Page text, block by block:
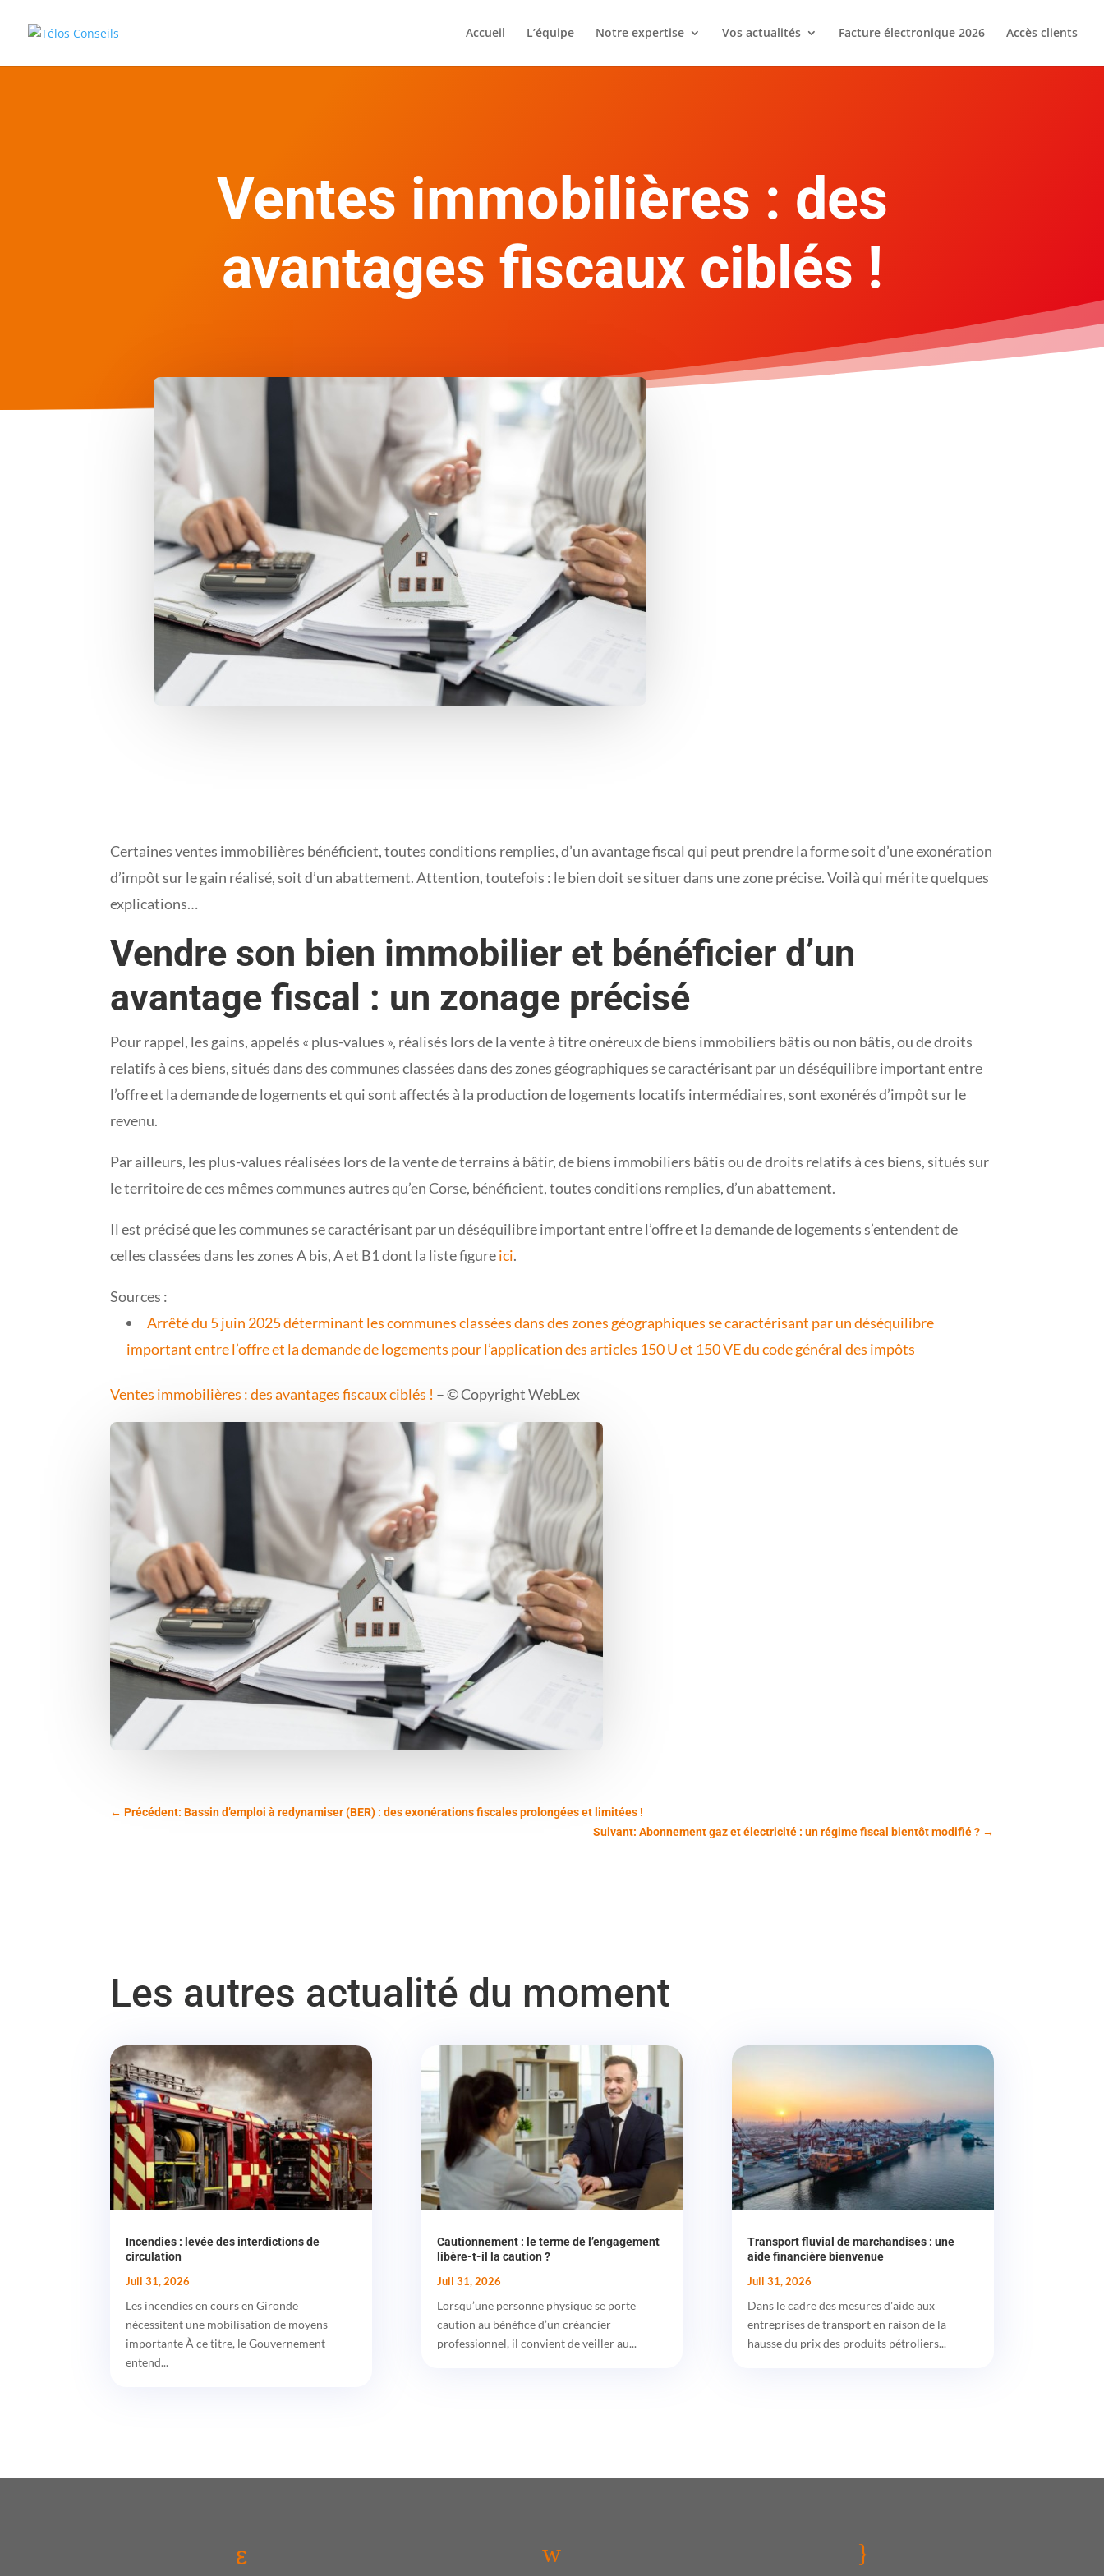
Accueil L’équipe Notre expertise Vos actualités Facture électronique 2026 Accès clients
Ventes immobilières : des
avantages fiscaux ciblés !
Certaines ventes immobilières bénéficient, toutes conditions remplies, d’un avantage fiscal qui peut prendre la forme soit d’une exonération
d’impôt sur le gain réalisé, soit d’un abattement. Attention, toutefois : le bien doit se situer dans une zone précise. Voilà qui mérite quelques
explications…
Vendre son bien immobilier et bénéficier d’un
avantage fiscal : un zonage précisé
Pour rappel, les gains, appelés « plus-values », réalisés lors de la vente à titre onéreux de biens immobiliers bâtis ou non bâtis, ou de droits
relatifs à ces biens, situés dans des communes classées dans des zones géographiques se caractérisant par un déséquilibre important entre
l’offre et la demande de logements et qui sont affectés à la production de logements locatifs intermédiaires, sont exonérés d’impôt sur le
revenu.
Par ailleurs, les plus-values réalisées lors de la vente de terrains à bâtir, de biens immobiliers bâtis ou de droits relatifs à ces biens, situés sur
le territoire de ces mêmes communes autres qu’en Corse, bénéficient, toutes conditions remplies, d’un abattement.
Il est précisé que les communes se caractérisant par un déséquilibre important entre l’offre et la demande de logements s’entendent de
celles classées dans les zones A bis, A et B1 dont la liste figureici.
Sources :
Arrêté du 5 juin 2025 déterminant les communes classées dans des zones géographiques se caractérisant par un déséquilibre
important entre l’offre et la demande de logements pour l’application des articles 150 U et 150 VE du code général des impôts
Ventes immobilières : des avantages fiscaux ciblés ! – © Copyright WebLex
←Précédent: Bassin d’emploi à redynamiser (BER) : des exonérations fiscales prolongées et limitées !
Suivant: Abonnement gaz et électricité : un régime fiscal bientôt modifié ?→
Les autres actualité du moment
Incendies : levée des interdictions de
circulation
Juil 31, 2026
Les incendies en cours en Gironde
nécessitent une mobilisation de moyens
importante À ce titre, le Gouvernement
entend...
Cautionnement : le terme de l’engagement
libère-t-il la caution ?
Juil 31, 2026
Lorsqu’une personne physique se porte
caution au bénéfice d’un créancier
professionnel, il convient de veiller au...
Transport fluvial de marchandises : une
aide financière bienvenue
Juil 31, 2026
Dans le cadre des mesures d'aide aux
entreprises de transport en raison de la
hausse du prix des produits pétroliers...
ε w }